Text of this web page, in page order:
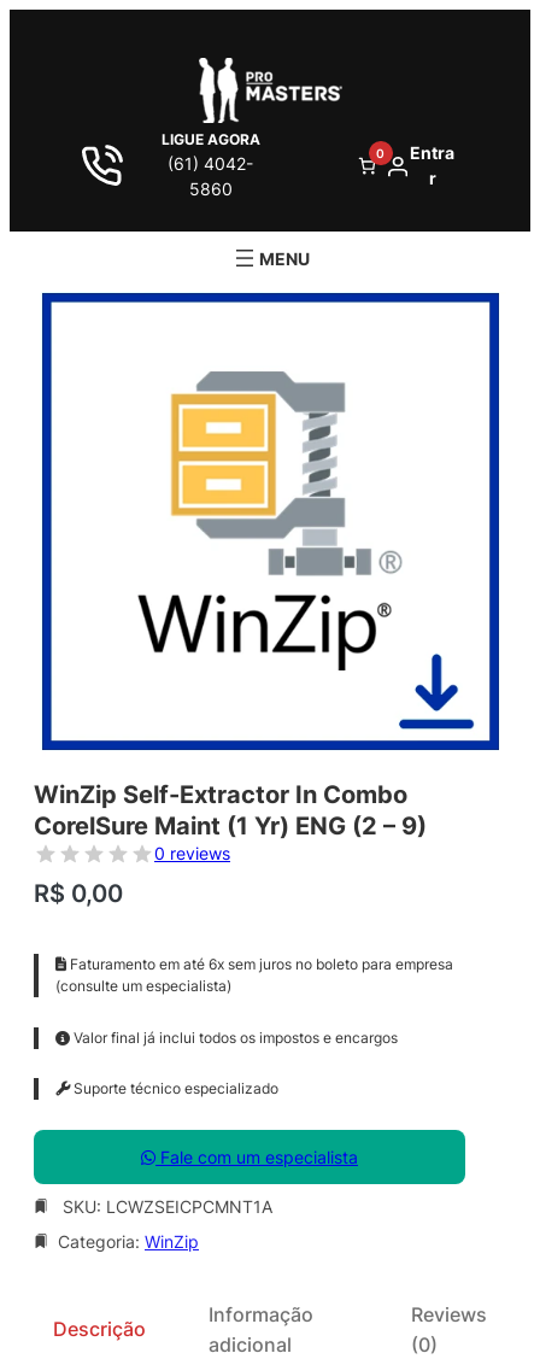
LIGUE AGORA
(61) 4042-
5860
0
Entra
r
WinZip Self-Extractor In Combo
CorelSure Maint (1 Yr) ENG (2 – 9)
0 reviews
R$ 0,00
Faturamento em até 6x sem juros no boleto para empresa
(consulte um especialista)
Valor final já inclui todos os impostos e encargos
Suporte técnico especializado
Fale com um especialista
SKU: LCWZSEICPCMNT1A
Categoria: WinZip
Descrição
Informação
adicional
Reviews
(0)